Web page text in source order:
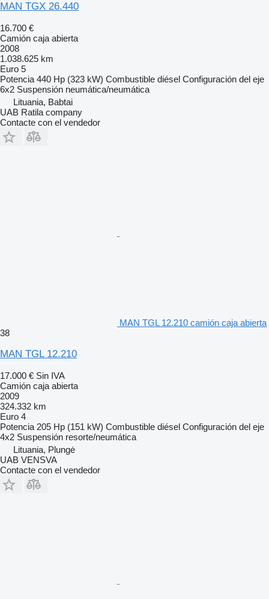
MAN TGX 26.440
16.700 €
Camión caja abierta
2008
1.038.625 km
Euro 5
Potencia 440 Hp (323 kW) Combustible diésel Configuración del eje
6x2 Suspensión neumática/neumática
Lituania, Babtai
UAB Ratila company
Contacte con el vendedor
MAN TGL 12.210 camión caja abierta
38
MAN TGL 12.210
17.000 € Sin IVA
Camión caja abierta
2009
324.332 km
Euro 4
Potencia 205 Hp (151 kW) Combustible diésel Configuración del eje
4x2 Suspensión resorte/neumática
Lituania, Plungė
UAB VENSVA
Contacte con el vendedor